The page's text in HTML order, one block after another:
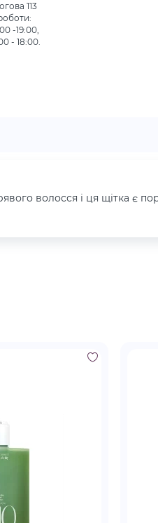
113
-19:00,
- 18:00.
волосся і ця щітка є